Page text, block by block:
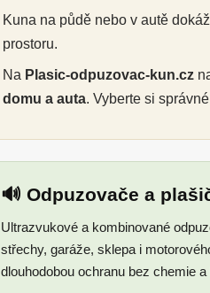
Kuna na půdě nebo v autě
prostoru.
Na Plasic-odpuzovac-kun.cz
domu a auta. Vyberte si
🔊 Odpuzovače a
Ultrazvukové a kombinované
střechy, garáže, sklepa i
dlouhodobou ochranu bez chemie a